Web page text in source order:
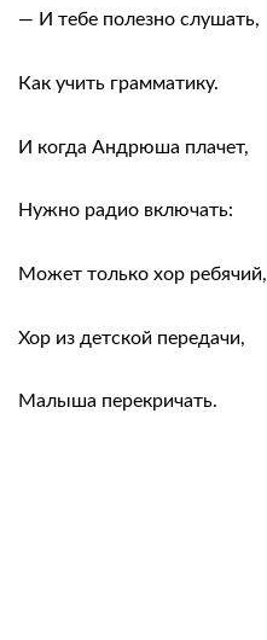
— И тебе полезно слушать,
Как учить грамматику.
И когда Андрюша плачет,
Нужно радио включать:
Может только хор ребячий,
Хор из детской передачи,
Малыша перекричать.